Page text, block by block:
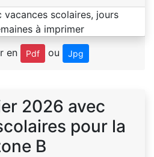
en Pdf ou Jpg
2026 avec
pour la
B